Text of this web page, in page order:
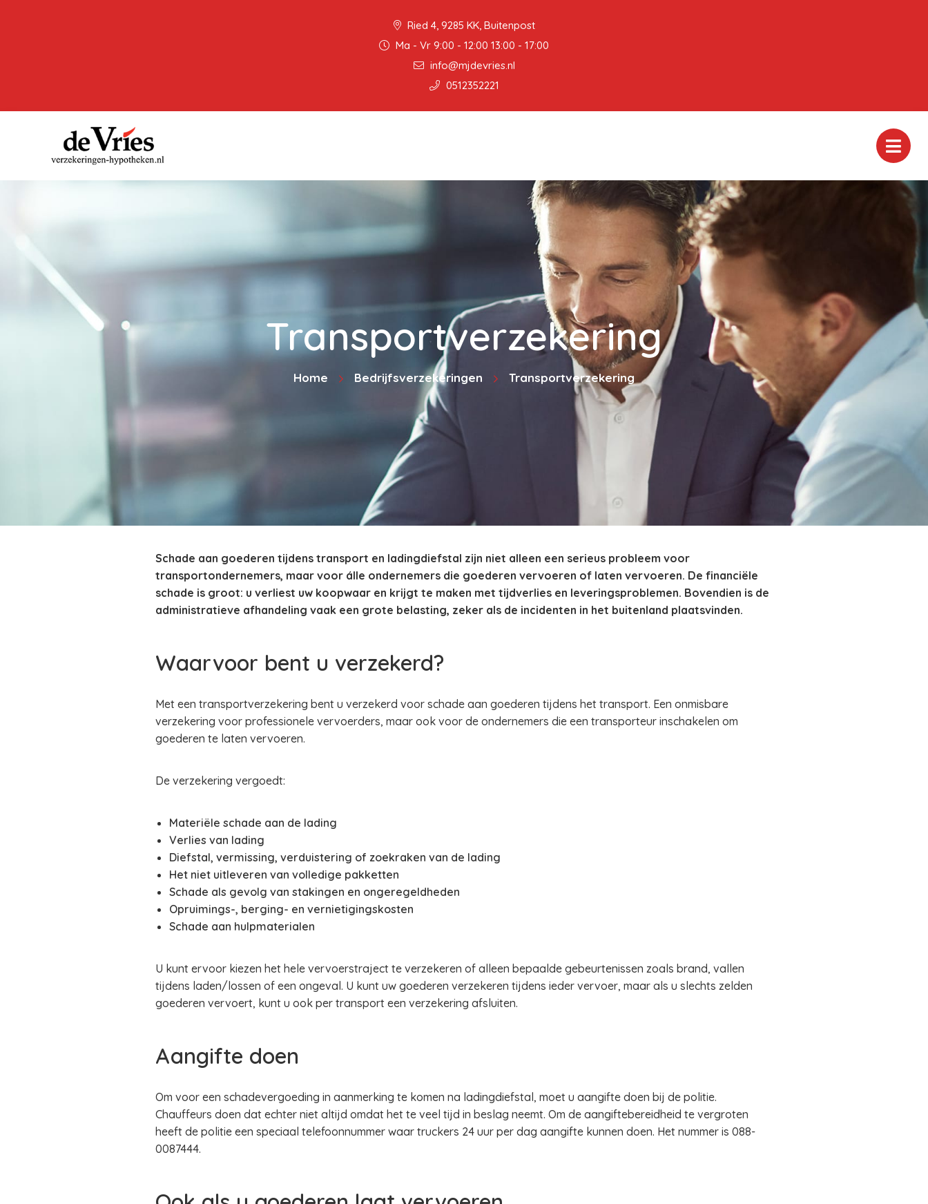
Ried 4, 9285 KK, Buitenpost
Ma - Vr 9:00 - 12:00 13:00 - 17:00
info@mjdevries.nl
0512352221
Transportverzekering
Home Bedrijfsverzekeringen Transportverzekering
Schade aan goederen tijdens transport en ladingdiefstal zijn niet alleen een serieus probleem voor
transportondernemers, maar voor álle ondernemers die goederen vervoeren of laten vervoeren. De financiële
schade is groot: u verliest uw koopwaar en krijgt te maken met tijdverlies en leveringsproblemen. Bovendien is de
administratieve afhandeling vaak een grote belasting, zeker als de incidenten in het buitenland plaatsvinden.
Waarvoor bent u verzekerd?
Met een transportverzekering bent u verzekerd voor schade aan goederen tijdens het transport. Een onmisbare
verzekering voor professionele vervoerders, maar ook voor de ondernemers die een transporteur inschakelen om
goederen te laten vervoeren.
De verzekering vergoedt:
Materiële schade aan de lading
Verlies van lading
Diefstal, vermissing, verduistering of zoekraken van de lading
Het niet uitleveren van volledige pakketten
Schade als gevolg van stakingen en ongeregeldheden
Opruimings-, berging- en vernietigingskosten
Schade aan hulpmaterialen
U kunt ervoor kiezen het hele vervoerstraject te verzekeren of alleen bepaalde gebeurtenissen zoals brand, vallen
tijdens laden/lossen of een ongeval. U kunt uw goederen verzekeren tijdens ieder vervoer, maar als u slechts zelden
goederen vervoert, kunt u ook per transport een verzekering afsluiten.
Aangifte doen
Om voor een schadevergoeding in aanmerking te komen na ladingdiefstal, moet u aangifte doen bij de politie.
Chauffeurs doen dat echter niet altijd omdat het te veel tijd in beslag neemt. Om de aangiftebereidheid te vergroten
heeft de politie een speciaal telefoonnummer waar truckers 24 uur per dag aangifte kunnen doen. Het nummer is 088-
0087444.